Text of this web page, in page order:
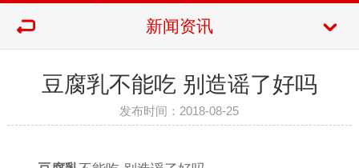
新闻资讯
豆腐乳不能吃 别造谣了好吗
发布时间：2018-08-25